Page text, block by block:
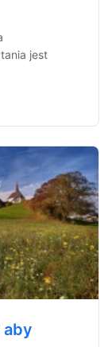
jest